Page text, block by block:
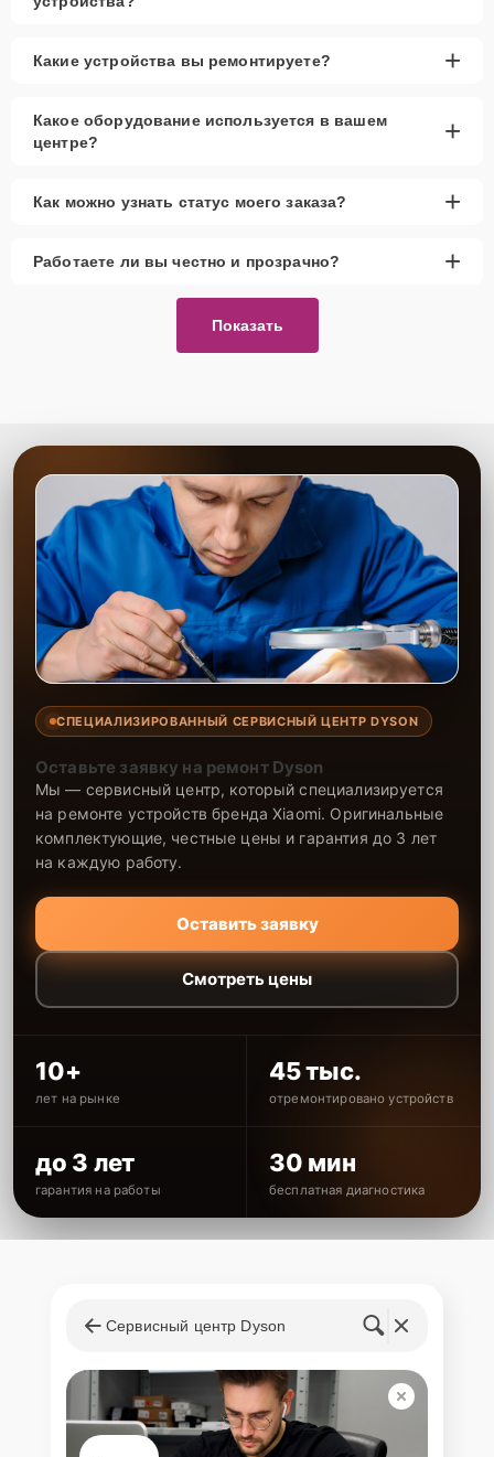
Какие устройства вы ремонтируете? +
Какое оборудование используется в вашем
центре?
+
Как можно узнать статус моего заказа? +
Работаете ли вы честно и прозрачно? +
Показать
СПЕЦИАЛИЗИРОВАННЫЙ СЕРВИСНЫЙ ЦЕНТР DYSON
Оставьте заявку на ремонт Dyson
Мы — сервисный центр, который специализируется
на ремонте устройств бренда Xiaomi. Оригинальные
комплектующие, честные цены и гарантия до 3 лет
на каждую работу.
Оставить заявку
Смотреть цены
10+
лет на рынке
45 тыс.
отремонтировано устройств
до 3 лет
гарантия на работы
30 мин
бесплатная диагностика
Сервисный центр Dyson